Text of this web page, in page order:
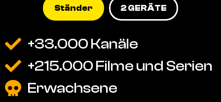
Ständer 2 GERÄTE
+33.000 Kanäle
+215.000 Filme und Serien
Erwachsene